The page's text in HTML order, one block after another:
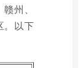
州、
。以下